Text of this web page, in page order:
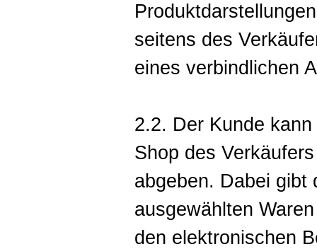
seitens des
eines verbindlichen
2.2. Der Kunde
Shop des
abgeben. Dabei gibt
ausgewählten
den elektronischen